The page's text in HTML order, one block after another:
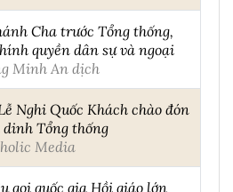
Cha trước Tổng thống,
quyền dân sự và ngoại
Minh An dịch
Nghi Quốc Khách chào đón
Tổng thống
Media
gọi quốc gia Hồi giáo lớn